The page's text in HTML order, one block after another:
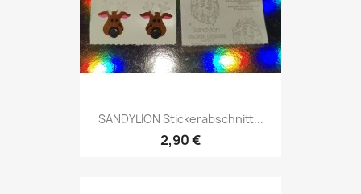
SANDYLION Stickerabschnitt...
2,90 €